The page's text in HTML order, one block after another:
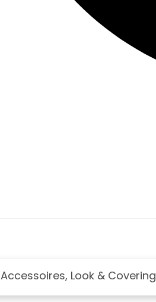
Accessoires, Look & Covering